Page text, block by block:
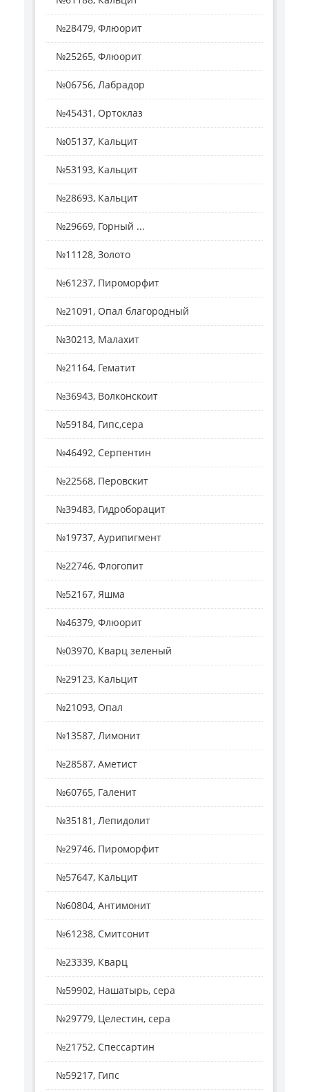
№28479, Флюорит
№25265, Флюорит
№06756, Лабрадор
№45431, Ортоклаз
№05137, Кальцит
№53193, Кальцит
№28693, Кальцит
№29669, Горный ...
№11128, Золото
№61237, Пироморфит
№21091, Опал благородный
№30213, Малахит
№21164, Гематит
№36943, Волконскоит
№59184, Гипс,сера
№46492, Серпентин
№22568, Перовскит
№39483, Гидроборацит
№19737, Аурипигмент
№22746, Флогопит
№52167, Яшма
№46379, Флюорит
№03970, Кварц зеленый
№29123, Кальцит
№21093, Опал
№13587, Лимонит
№28587, Аметист
№60765, Галенит
№35181, Лепидолит
№29746, Пироморфит
№57647, Кальцит
№60804, Антимонит
№61238, Смитсонит
№23339, Кварц
№59902, Нашатырь, сера
№29779, Целестин, сера
№21752, Спессартин
№59217, Гипс